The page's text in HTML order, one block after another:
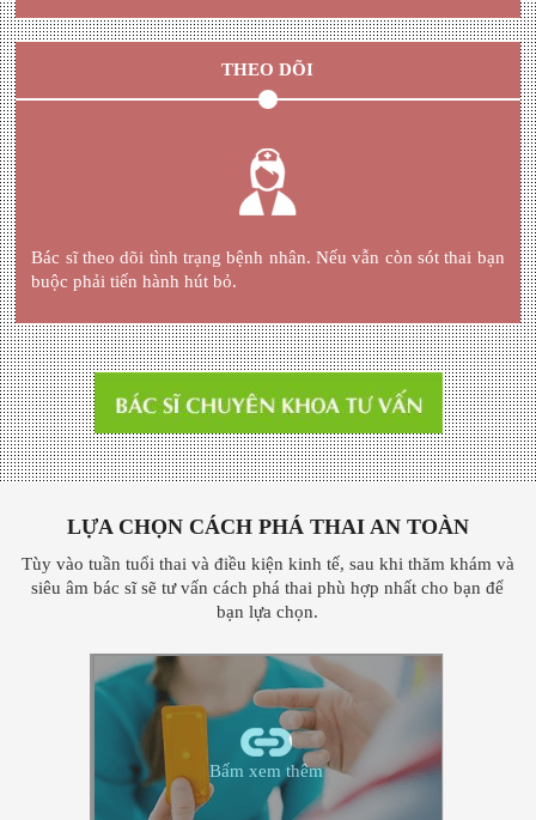
THEO DÕI
Bác sĩ theo dõi tình trạng bệnh nhân. Nếu vẫn còn sót thai bạn
buộc phải tiến hành hút bỏ.
LỰA CHỌN CÁCH PHÁ THAI AN TOÀN
Tùy vào tuần tuổi thai và điều kiện kinh tế, sau khi thăm khám và
siêu âm bác sĩ sẽ tư vấn cách phá thai phù hợp nhất cho bạn để
bạn lựa chọn.
Bấm xem thêm